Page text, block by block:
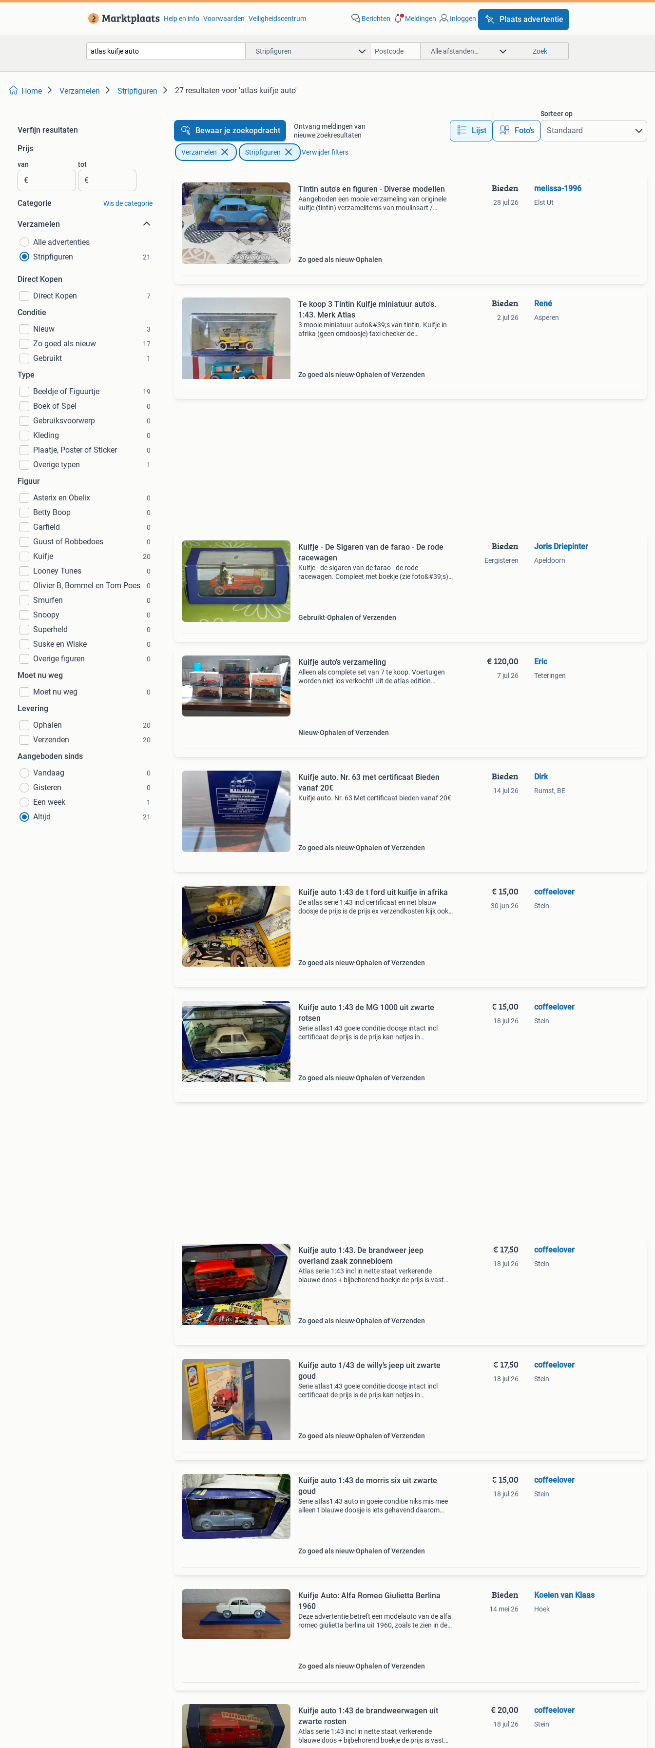
Help en info Voorwaarden Veiligheidscentrum Berichten Meldingen Inloggen Plaats advertentie
Stripfiguren Alle afstanden… Zoek
Home Verzamelen Stripfiguren 27 resultaten voor 'atlas kuifje auto'
Verfijn resultaten
Prijs
van
€
tot
€
Categorie Wis de categorie
Verzamelen
Alle advertenties
Stripfiguren
21
Direct Kopen
Direct Kopen
7
Conditie
Nieuw
3
Zo goed als nieuw 17
Gebruikt 1
Type
Beeldje of Figuurtje
19
Boek of Spel 0
Gebruiksvoorwerp 0
Kleding 0
Plaatje, Poster of Sticker 0
Overige typen 1
Figuur
Asterix en Obelix
0
Betty Boop 0
Garfield 0
Guust of Robbedoes 0
Kuifje 20
Looney Tunes 0
Olivier B, Bommel en Tom Poes 0
Smurfen 0
Snoopy 0
Superheld 0
Suske en Wiske 0
Overige figuren 0
Moet nu weg
Moet nu weg
0
Levering
Ophalen
20
Verzenden 20
Aangeboden sinds
Vandaag
0
Gisteren 0
Een week 1
Altijd 21
Bewaar je zoekopdracht
Ontvang meldingen van
nieuwe zoekresultaten
Lijst Foto’s
Sorteer op
Verzamelen Stripfiguren Verwijder filters
Tintin auto's en figuren - Diverse modellen
Aangeboden een mooie verzameling van originele
kuifje (tintin) verzamelitems van moulinsart /
Zo goed als nieuw Ophalen
Bieden
28 jul 26
melissa-1996
Elst Ut
Te koop 3 Tintin Kuifje miniatuur auto's.
1:43. Merk Atlas
3 mooie miniatuur auto&#39;s van tintin. Kuifje in
afrika (geen omdoosje) taxi checker de
Zo goed als nieuw Ophalen of Verzenden
Bieden
2 jul 26
René
Asperen
Kuifje - De Sigaren van de farao - De rode
racewagen
Kuifje - de sigaren van de farao - de rode
racewagen. Compleet met boekje (zie foto&#39;s)
Gebruikt Ophalen of Verzenden
Bieden
Eergisteren
Joris Driepinter
Apeldoorn
Kuifje auto's verzameling
Alleen als complete set van 7 te koop. Voertuigen
worden niet los verkocht! Uit de atlas edition
Nieuw Ophalen of Verzenden
€ 120,00
7 jul 26
Eric
Teteringen
Kuifje auto. Nr. 63 met certificaat Bieden
vanaf 20€
Kuifje auto. Nr. 63 Met certificaat bieden vanaf 20€
Zo goed als nieuw Ophalen of Verzenden
Bieden
14 jul 26
Dirk
Rumst, BE
Kuifje auto 1:43 de t ford uit kuifje in afrika
De atlas serie 1:43 incl certificaat en net blauw
doosje de prijs is de prijs ex verzendkosten kijk ook
Zo goed als nieuw Ophalen of Verzenden
€ 15,00
30 jun 26
coffeelover
Stein
Kuifje auto 1:43 de MG 1000 uit zwarte
rotsen
Serie atlas1:43 goeie conditie doosje intact incl
certificaat de prijs is de prijs kan netjes in
Zo goed als nieuw Ophalen of Verzenden
€ 15,00
18 jul 26
coffeelover
Stein
Kuifje auto 1:43. De brandweer jeep
overland zaak zonnebloem
Atlas serie 1:43 incl in nette staat verkerende
blauwe doos + bijbehorend boekje de prijs is vast
Zo goed als nieuw Ophalen of Verzenden
€ 17,50
18 jul 26
coffeelover
Stein
Kuifje auto 1/43 de willy’s jeep uit zwarte
goud
Serie atlas1:43 goeie conditie doosje intact incl
certificaat de prijs is de prijs kan netjes in
Zo goed als nieuw Ophalen of Verzenden
€ 17,50
18 jul 26
coffeelover
Stein
Kuifje auto 1:43 de morris six uit zwarte
goud
Serie atlas1:43 auto in goeie conditie niks mis mee
alleen t blauwe doosje is iets gehavend daarom
Zo goed als nieuw Ophalen of Verzenden
€ 15,00
18 jul 26
coffeelover
Stein
Kuifje Auto: Alfa Romeo Giulietta Berlina
1960
Deze advertentie betreft een modelauto van de alfa
romeo giulietta berlina uit 1960, zoals te zien in de
Zo goed als nieuw Ophalen of Verzenden
Bieden
14 mei 26
Koeien van Klaas
Hoek
Kuifje auto 1:43 de brandweerwagen uit
zwarte rosten
Atlas serie 1:43 incl in nette staat verkerende
blauwe doos + bijbehorend boekje de prijs is vast
€ 20,00
18 jul 26
coffeelover
Stein